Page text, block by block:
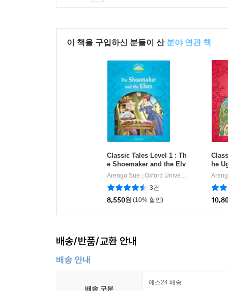
이 책을 구입하신 분들이 산 분야 연관 책
Classic Tales Level 1 : Th
e Shoemaker and the Elv
es
Arengo Sue
Oxford University Press
3건
8,550원 (10% 할인)
he
ck)
배송/반품/교환 안내
배송 안내
배송 구분
예스24 배송